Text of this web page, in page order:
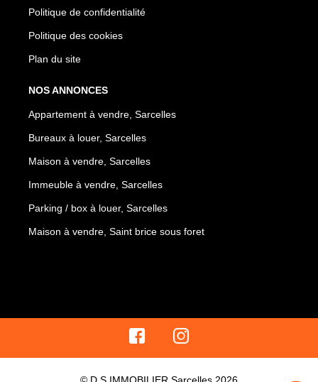
Politique de confidentialité
Politique des cookies
Plan du site
NOS ANNONCES
Appartement à vendre, Sarcelles
Bureaux à louer, Sarcelles
Maison à vendre, Sarcelles
Immeuble à vendre, Sarcelles
Parking / box à louer, Sarcelles
Maison à vendre, Saint brice sous foret